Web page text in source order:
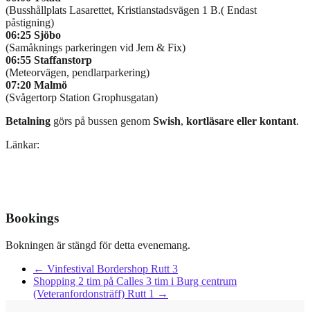
(Busshållplats Lasarettet, Kristianstadsvägen 1 B.( Endast
påstigning)
06:25 Sjöbo
(Samåknings parkeringen vid Jem & Fix)
06:55 Staffanstorp
(Meteorvägen, pendlarparkering)
07:20 Malmö
(Svågertorp Station Grophusgatan)
Betalning görs på bussen genom Swish, kortläsare eller kontant.
Länkar:
Bookings
Bokningen är stängd för detta evenemang.
← Vinfestival Bordershop Rutt 3
Shopping 2 tim på Calles 3 tim i Burg centrum
(Veteranfordonsträff) Rutt 1 →